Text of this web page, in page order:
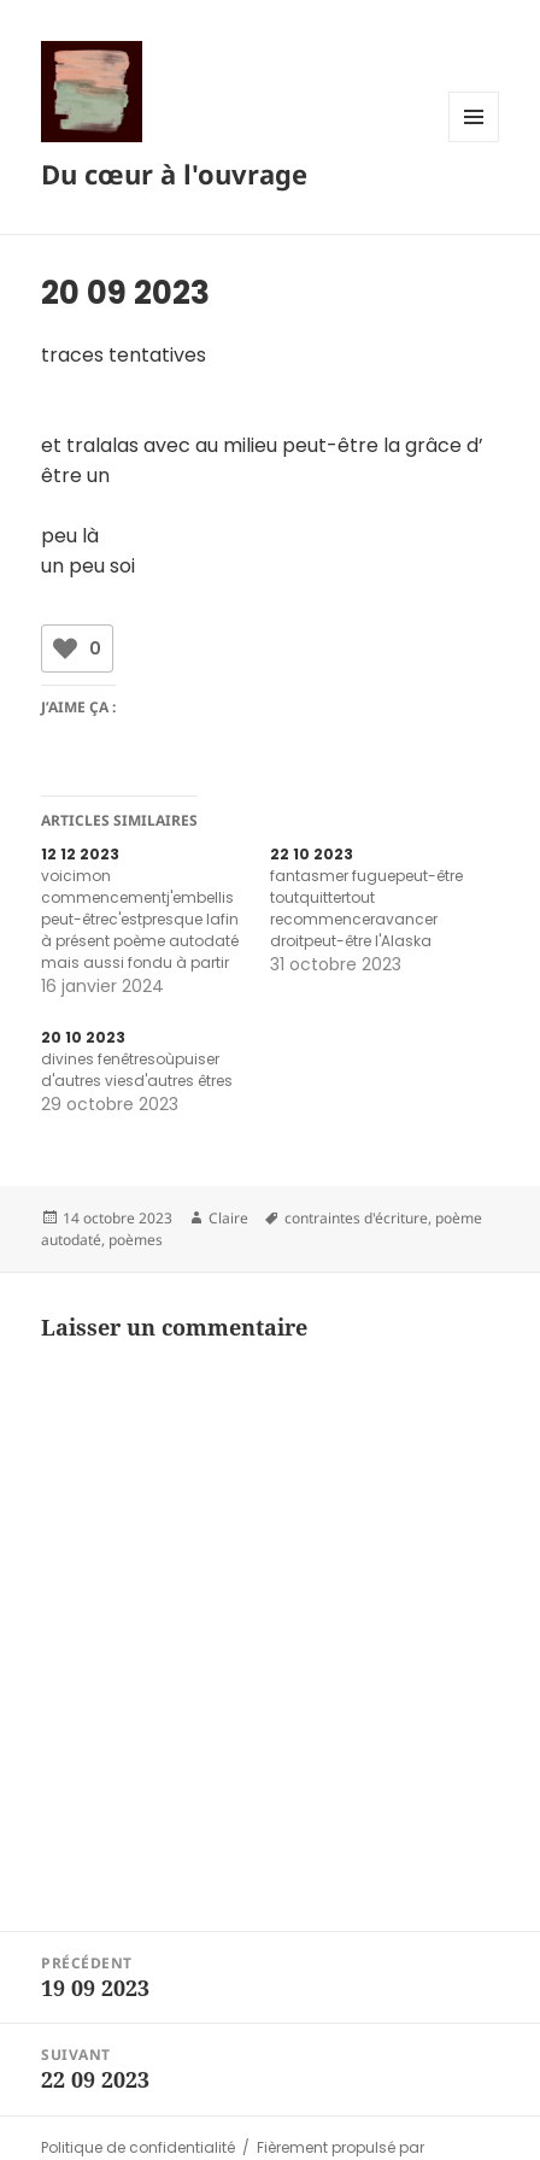
Du cœur à l'ouvrage
20 09 2023
traces tentatives
et tralalas avec au milieu peut-être la grâce d’
être un
peu là
un peu soi
0
J’AIME ÇA :
ARTICLES SIMILAIRES
12 12 2023
voicimon
commencementj'embellis
peut-êtrec'estpresque lafin
à présent poème autodaté
mais aussi fondu à partir
des pages 8 et 9 de Molloy
Éditions de Minuit,
1951/1982)
16 janvier 2024
22 10 2023
fantasmer fuguepeut-être
toutquittertout
recommenceravancer
droitpeut-être l'Alaska
31 octobre 2023
20 10 2023
divines fenêtresoùpuiser
d'autres viesd'autres êtres
29 octobre 2023
Publié
le
14 octobre 2023 Auteur
Claire
Mots-
contraintes d'écriture, poème
autodaté, poèmes
Laisser un commentaire
l’article
PRÉCÉDENT
Article
19 09 2023
SUIVANT
Article
22 09 2023
Politique de confidentialité
Fièrement propulsé par